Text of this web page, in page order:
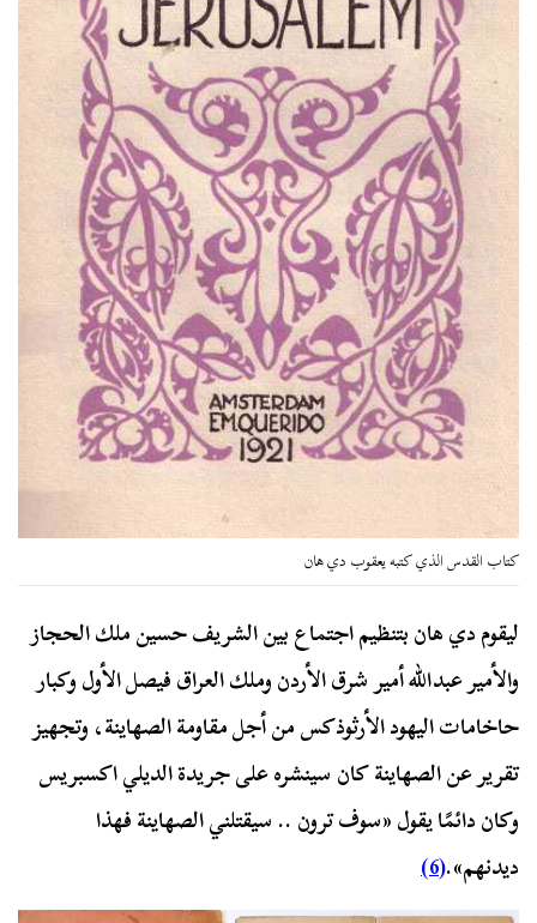
كتاب القدس الذي كتبه يعقوب دي هان
ليقوم دي هان بتنظيم اجتماع بين الشريف حسين ملك الحجاز
والأمير عبدالله أمير شرق الأردن وملك العراق فيصل الأول وكبار
حاخامات اليهود الأرثوذكس من أجل مقاومة الصهاينة، وتجهيز
تقرير عن الصهاينة كان سينشره على جريدة الديلي اكسبريس
وكان دائمًا يقول «سوف ترون .. سيقتلني الصهاينة فهذا
ديدنهم».(6)